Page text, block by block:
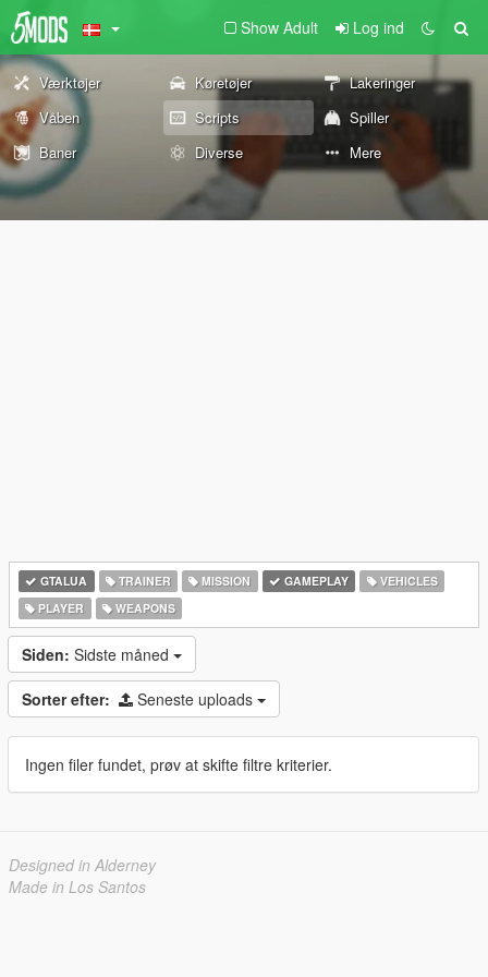
Show Adult Log ind
Værktøjer Køretøjer
Lakeringer
Våben
Scripts
Spiller
Baner
Diverse Mere
GTALUA TRAINER MISSION GAMEPLAY
VEHICLES
PLAYER
WEAPONS
Siden: Sidste måned
Sorter efter: Seneste uploads
Ingen filer fundet, prøv at skifte filtre kriterier.
Designed in Alderney
Made in Los Santos